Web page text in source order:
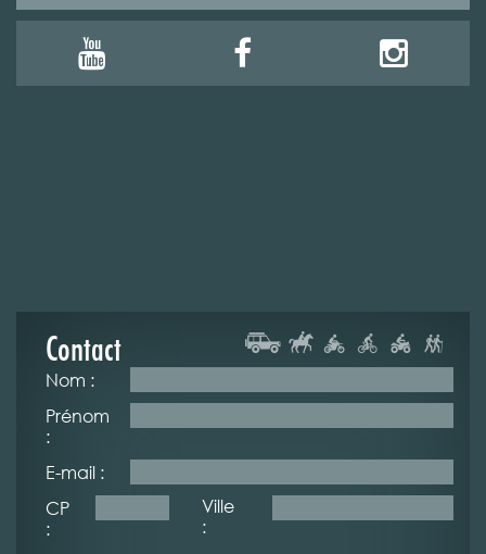
Contact
Nom :
Prénom
:
E-mail :
CP
:
Ville
: